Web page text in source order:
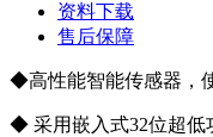
资料下载
售后保障
◆高性能智能传感器，
◆ 采用嵌入式32位超低